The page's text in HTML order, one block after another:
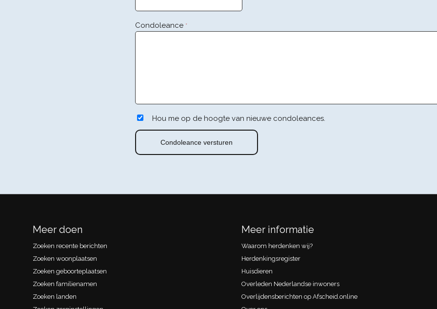
Condoleance *
Hou me op de hoogte van nieuwe condoleances.
Meer doen
Zoeken recente berichten
Zoeken woonplaatsen
Zoeken geboorteplaatsen
Zoeken familienamen
Zoeken landen
Meer informatie
Waarom herdenken wij?
Herdenkingsregister
Huisdieren
Overleden Nederlandse inwoners
Overlijdensberichten op Afscheid.online